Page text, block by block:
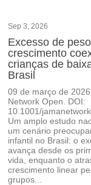
Sep 3, 2026
Excesso de
crescimento
crianças de
Brasil
09 de março de
Network Open. DOI:
10.1001/
Um amplo estudo
um cenário
infantil no Brasil: o
avança desde os
vida, enquanto o
crescimento linear
grupos...